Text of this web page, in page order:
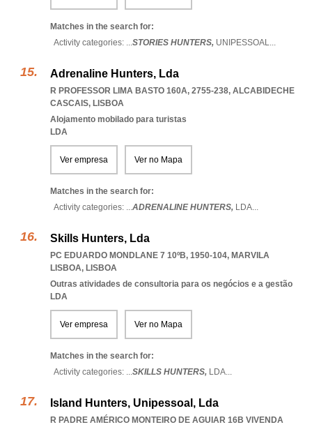
Matches in the search for:
Activity categories: ...STORIES HUNTERS, UNIPESSOAL...
Adrenaline Hunters, Lda
R PROFESSOR LIMA BASTO 160A, 2755-238, ALCABIDECHE
CASCAIS, LISBOA
Alojamento mobilado para turistas
LDA
Ver empresa Ver no Mapa
Matches in the search for:
Activity categories: ...ADRENALINE HUNTERS, LDA...
Skills Hunters, Lda
PC EDUARDO MONDLANE 7 10ºB, 1950-104, MARVILA
LISBOA, LISBOA
Outras atividades de consultoria para os negócios e a gestão
LDA
Ver empresa Ver no Mapa
Matches in the search for:
Activity categories: ...SKILLS HUNTERS, LDA...
Island Hunters, Unipessoal, Lda
R PADRE AMÉRICO MONTEIRO DE AGUIAR 16B VIVENDA